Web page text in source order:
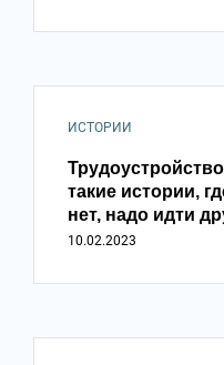
ИСТОРИИ
такие истории,
нет, надо идти
10.02.2023